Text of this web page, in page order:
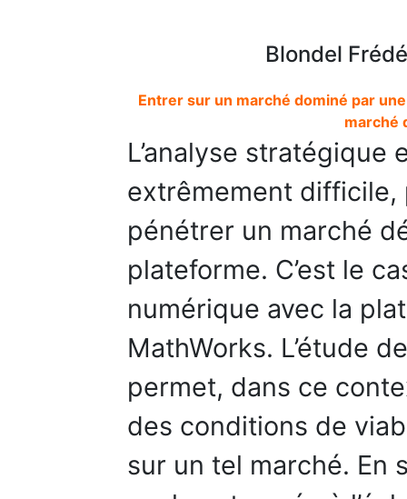
Blondel
Entrer sur un marché dominé par
marché
L’analyse stratégique
extrêmement difficile,
pénétrer un marché
plateforme. C’est le
numérique avec la
MathWorks. L’étude
permet, dans ce
des conditions de
sur un tel marché. En